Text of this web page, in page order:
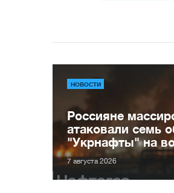
НОВОСТИ
Россияне
атаковали семь
"Укрнафты" на
7 августа 2026